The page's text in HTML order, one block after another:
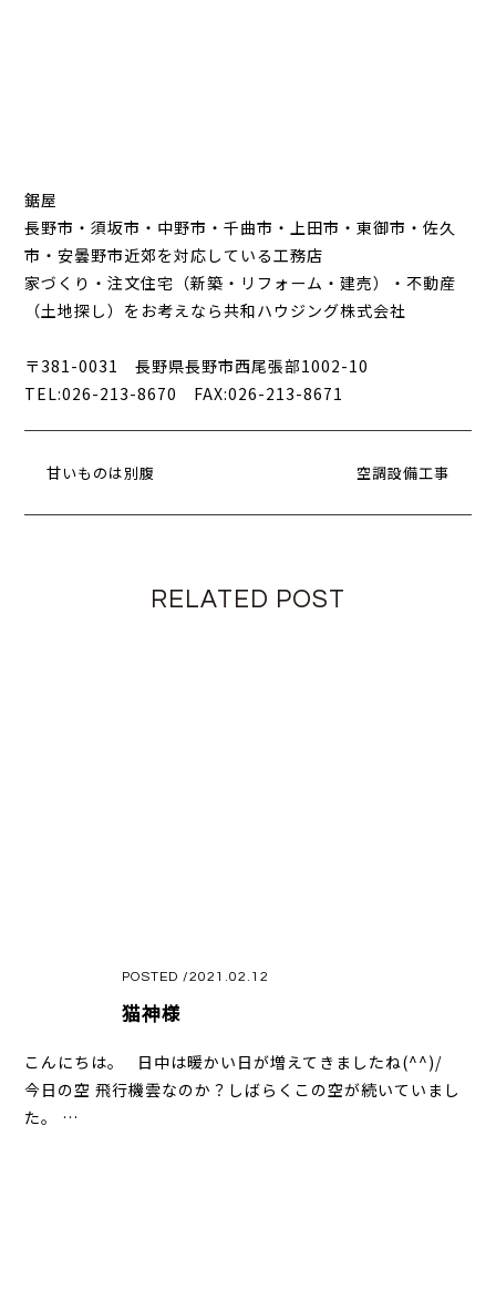
鋸屋
長野市・須坂市・中野市・千曲市・上田市・東御市・佐久
市・安曇野市近郊を対応している工務店
家づくり・注文住宅（新築・リフォーム・建売）・不動産
（土地探し）をお考えなら共和ハウジング株式会社
〒381-0031 長野県長野市西尾張部1002-10
TEL:026-213-8670 FAX:026-213-8671
甘いものは別腹 空調設備工事
RELATED POST
POSTED /2021.02.12
猫神様
こんにちは。 日中は暖かい日が増えてきましたね(^^)/
今日の空 飛行機雲なのか？しばらくこの空が続いていまし
た。 …